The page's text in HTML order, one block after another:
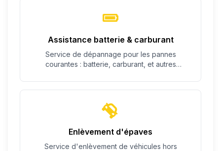
Assistance batterie & carburant
Service de dépannage pour les pannes
courantes : batterie, carburant, et autres
Enlèvement d'épaves
Service d'enlèvement de véhicules hors